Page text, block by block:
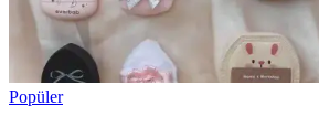
Popüler